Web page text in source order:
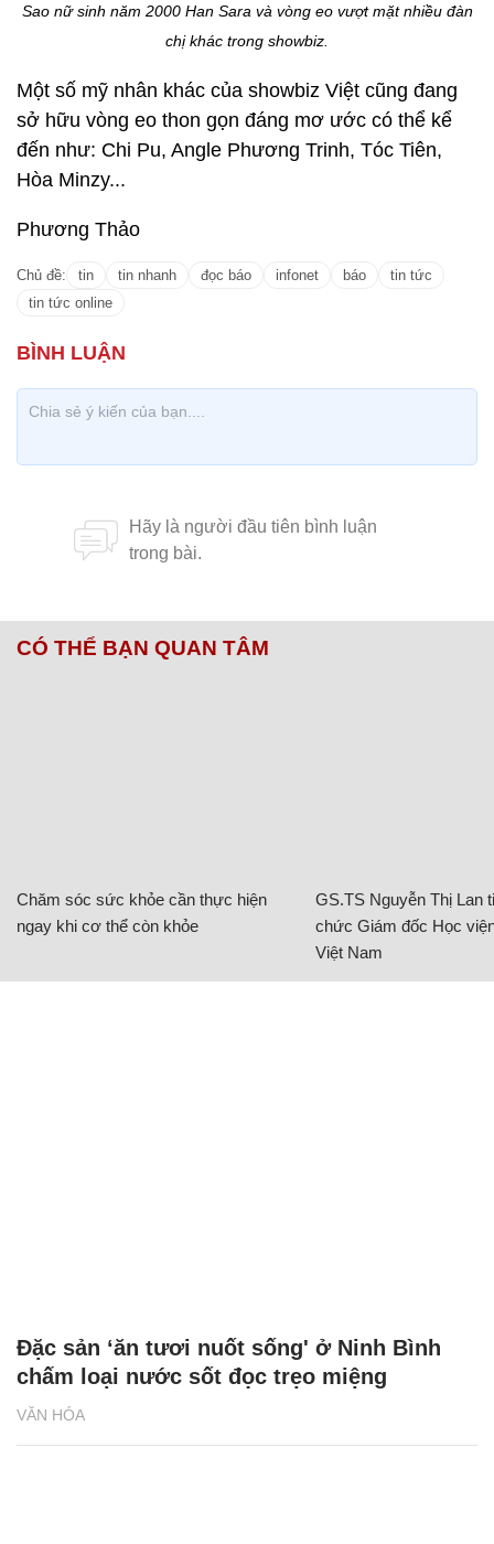
Sao nữ sinh năm 2000 Han Sara và vòng eo vượt mặt nhiều đàn
chị khác trong showbiz.
Một số mỹ nhân khác của showbiz Việt cũng đang
sở hữu vòng eo thon gọn đáng mơ ước có thể kể
đến như: Chi Pu, Angle Phương Trinh, Tóc Tiên,
Hòa Minzy...
Phương Thảo
Chủ đề: tin tin nhanh đọc báo infonet báo
tin tức
tin tức online
CÓ THỂ BẠN QUAN TÂM
Chăm sóc sức khỏe cần thực hiện
ngay khi cơ thể còn khỏe
GS.TS Nguyễn Thị Lan
chức Giám đốc Học
Việt Nam
VĂN HÓA
Đặc sản ‘ăn tươi nuốt sống' ở Ninh Bình
chấm loại nước sốt đọc trẹo miệng